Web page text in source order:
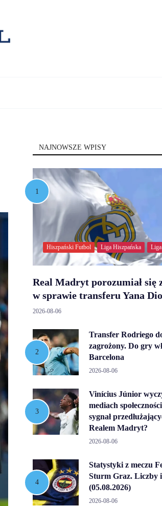
NAJNOWSZE WPISY
Hiszpański Futbol Liga Hiszpańska
Real Madryt porozumiał się
w sprawie transferu Yana
2026-08-06
Transfer Rodriego
zagrożony. Do gry
Barcelona
2026-08-06
Vinícius Júnior
mediach
sygnał
Realem Madryt?
2026-08-06
Statystyki z meczu
Sturm Graz. Liczby
(05.08.2026)
2026-08-06